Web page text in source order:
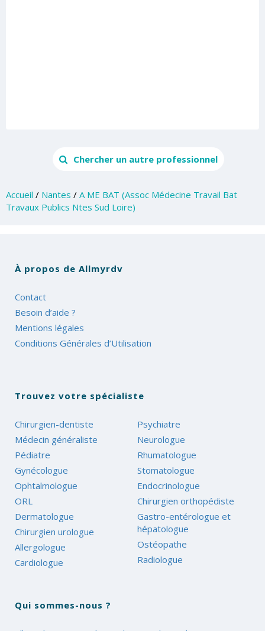
Chercher un autre professionnel
Accueil / Nantes / A ME BAT (Assoc Médecine Travail Bat
Travaux Publics Ntes Sud Loire)
À propos de Allmyrdv
Contact
Besoin d’aide ?
Mentions légales
Conditions Générales d’Utilisation
Trouvez votre spécialiste
Chirurgien-dentiste
Médecin généraliste
Pédiatre
Gynécologue
Ophtalmologue
ORL
Dermatologue
Chirurgien urologue
Allergologue
Cardiologue
Psychiatre
Neurologue
Rhumatologue
Stomatologue
Endocrinologue
Chirurgien orthopédiste
Gastro-entérologue et
hépatologue
Ostéopathe
Radiologue
Qui sommes-nous ?